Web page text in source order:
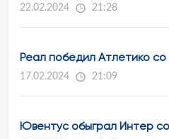
22.02.2024 21:28
Реал победил Атлетико со
17.02.2024 21:09
Ювентус обыграл Интер